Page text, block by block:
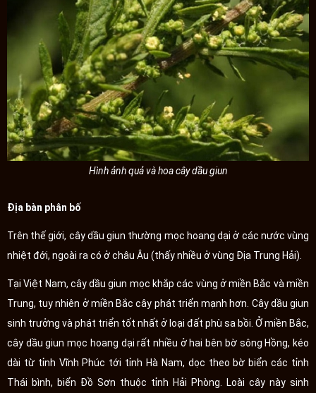
Hình ảnh quả và hoa cây dầu giun
Địa bàn phân bố
Trên thế giới, cây dầu giun thường mọc hoang dại ở các nước vùng
nhiệt đới, ngoài ra có ở châu Âu (thấy nhiều ở vùng Địa Trung Hải).
Tại Việt Nam, cây dầu giun mọc khắp các vùng ở miền Bắc và miền
Trung, tuy nhiên ở miền Bắc cây phát triển mạnh hơn. Cây dầu giun
sinh trưởng và phát triển tốt nhất ở loại đất phù sa bồi. Ở miền Bắc,
cây dầu giun mọc hoang dại rất nhiều ở hai bên bờ sông Hồng, kéo
dài từ tỉnh Vĩnh Phúc tới tỉnh Hà Nam, dọc theo bờ biển các tỉnh
Thái bình, biển Đồ Sơn thuộc tỉnh Hải Phòng. Loài cây này sinh